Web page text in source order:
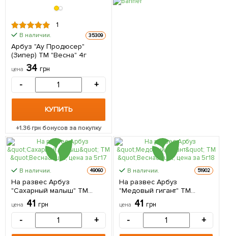
1
В наличии. 35309
Арбуз "Ау Продюсер"
(Зипер) ТМ "Весна" 4г
цена 34 грн
- +
КУПИТЬ
+1.36грн бонусов за покупку
В наличии. 49060
На развес Арбуз
"Сахарный малыш" ТМ
"Весна" цена за 5г
цена 41 грн
- +
В наличии. 51902
На развес Арбуз
"Медовый гигант" ТМ
"Весна" цена за 5г
цена 41 грн
- +